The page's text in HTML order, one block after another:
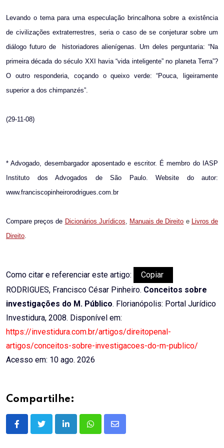
Levando o tema para uma especulação brincalhona sobre a existência
de civilizações extraterrestres, seria o caso de se conjeturar sobre um
diálogo futuro de
historiadores alienígenas. Um deles perguntaria: “Na
primeira década do século XXI havia “vida inteligente” no planeta Terra”?
O outro responderia, coçando o queixo verde: “Pouca, ligeiramente
superior a dos chimpanzés”.
(29-11-08)
* Advogado, desembargador aposentado e escritor. É membro do IASP
Instituto dos Advogados de São Paulo. Website do autor:
www.franciscopinheirorodrigues.com.br
Compare preços de Dicionários Jurídicos, Manuais de Direito e Livros de
Direito.
Como citar e referenciar este artigo:
Copiar
RODRIGUES, Francisco César Pinheiro. Conceitos sobre
investigações do M. Público. Florianópolis: Portal Jurídico
Investidura, 2008. Disponível em:
https://investidura.com.br/artigos/direitopenal-
artigos/conceitos-sobre-investigacoes-do-m-publico/
Acesso em: 10 ago. 2026
Compartilhe:
LinkedInWhatsappShare